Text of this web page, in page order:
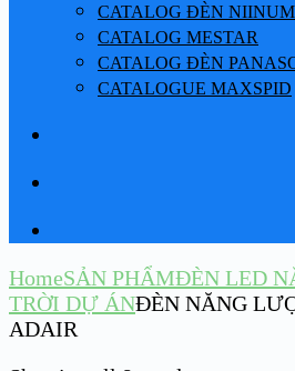
CATALOG ĐÈN
CATALOG MESTAR
CATALOG ĐÈN
CATALOGUE MAXSPID
HomeSẢN PHẨMĐÈN LED
TRỜI DỰ ÁNĐÈN NĂNG
ADAIR